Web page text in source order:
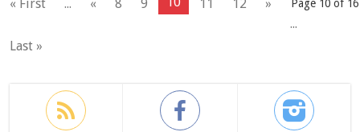
Page 10 of 16
« First ... « 8 9 11 12
»
...
Last »